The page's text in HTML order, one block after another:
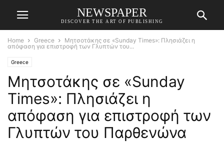
NEWSPAPER
DISCOVER THE ART OF PUBLISHING
Home Greece
Μητσοτάκης σε «Sunday Times»: Πλησιάζει η
απόφαση για επιστροφή των Γλυπτών του...
Greece
Μητσοτάκης σε «Sunday
Times»: Πλησιάζει η
απόφαση για επιστροφή των
Γλυπτών του Παρθενώνα